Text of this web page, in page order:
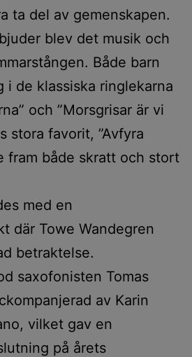
ta del av gemenskapen.
blev det musik och
Både barn
i de klassiska ringlekarna
och ”Morsgrisar är vi
stora favorit, ”Avfyra
fram både skratt och stort
med en
där Towe Wandegren
betraktelse.
saxofonisten Tomas
av Karin
vilket gav en
på årets